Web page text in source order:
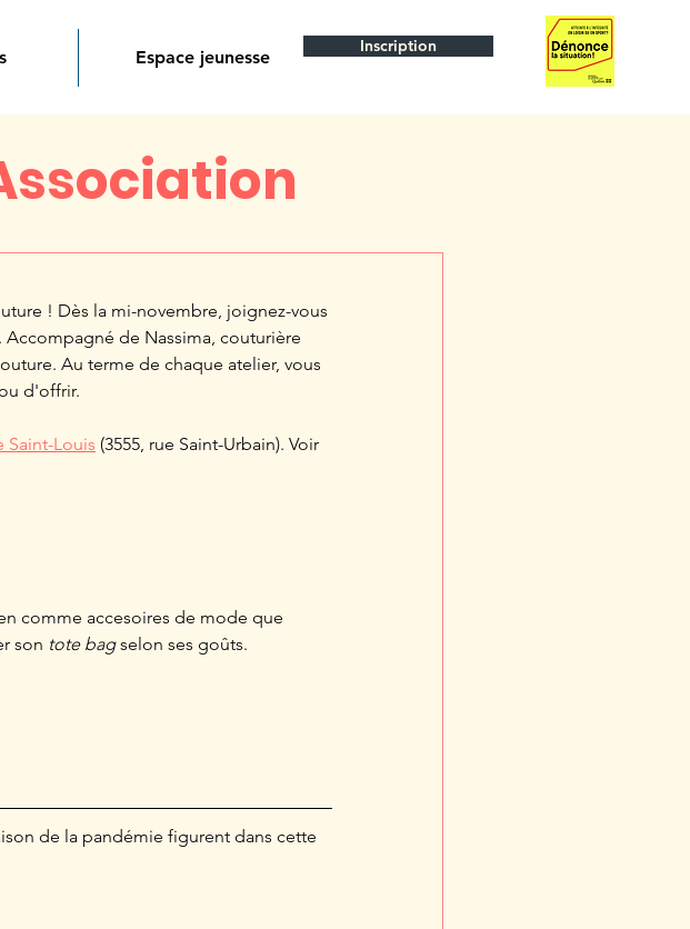
Espace jeunesse
Inscription
! Dès la mi-novembre, joignez-vous
de Nassima, couturière
Au terme de chaque atelier, vous
d'offrir.
Louis (3555, rue Saint-Urbain). Voir
comme accesoires de mode que
son tote bag selon ses goûts.
de la pandémie figurent dans cette